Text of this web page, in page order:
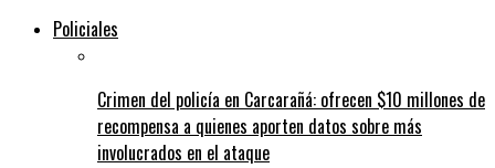
Policiales
Crimen del policía en Carcarañá: ofrecen $10 millones de
recompensa a quienes aporten datos sobre más
involucrados en el ataque